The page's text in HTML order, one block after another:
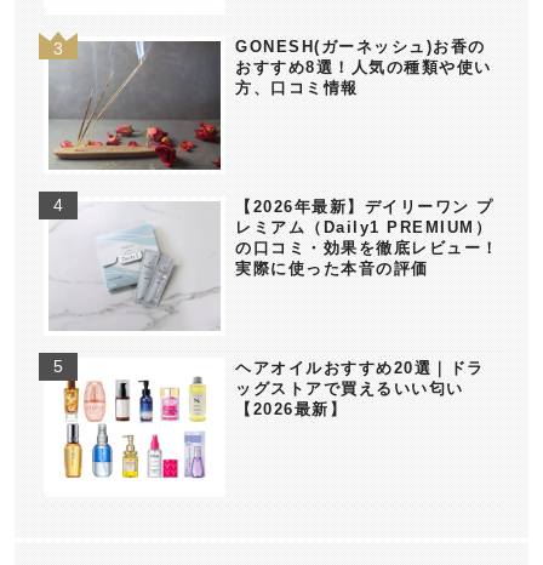
GONESH(ガーネッシュ)お香の
おすすめ8選！人気の種類や使い
方、口コミ情報
【2026年最新】デイリーワン プ
レミアム（Daily1 PREMIUM）
の口コミ・効果を徹底レビュー！
実際に使った本音の評価
ヘアオイルおすすめ20選｜ドラ
ッグストアで買えるいい匂い
【2026最新】